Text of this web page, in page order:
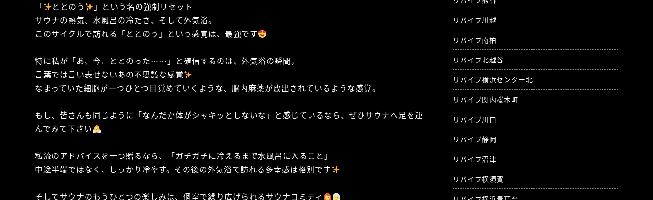
「 ととのう
」という名の強制リセット
サウナの熱気、水風呂の冷たさ、そして外気浴。
このサイクルで訪れる「ととのう」という感覚は、最強です
特に私が「あ、今、ととのった……」と確信するのは、外気浴の瞬間。
言葉では言い表せないあの不思議な感覚
なまっていた細胞が一つひとつ目覚めていくような、脳内麻薬が放出されているような感覚。
もし、皆さんも同じように「なんだか体がシャキッとしないな」と感じているなら、ぜひサウナへ足を運
んでみて下さい
私流のアドバイスを一つ贈るなら、「ガチガチに冷えるまで水風呂に入ること」
中途半端ではなく、しっかり冷やす。その後の外気浴で訪れる多幸感は格別です
そしてサウナのもうひとつの楽しみは、個室で繰り広げられるサウナコミティ
リバイブ川越
リバイブ南柏
リバイブ北越谷
リバイブ横浜センター北
リバイブ関内桜木町
リバイブ川口
リバイブ静岡
リバイブ沼津
リバイブ横須賀